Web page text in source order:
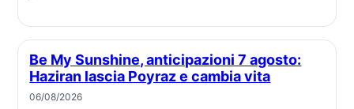
Be My Sunshine, anticipazioni 7 agosto:
Haziran lascia Poyraz e cambia vita
06/08/2026